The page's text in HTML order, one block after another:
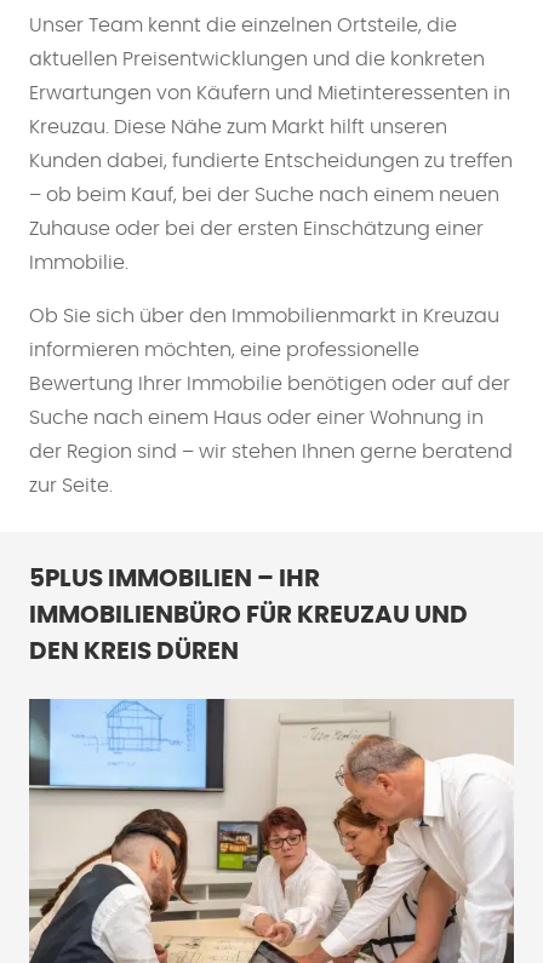
Unser Team kennt die einzelnen Ortsteile, die
aktuellen Preisentwicklungen und die konkreten
Erwartungen von Käufern und Mietinteressenten in
Kreuzau. Diese Nähe zum Markt hilft unseren
Kunden dabei, fundierte Entscheidungen zu treffen
– ob beim Kauf, bei der Suche nach einem neuen
Zuhause oder bei der ersten Einschätzung einer
Immobilie.
Ob Sie sich über den Immobilienmarkt in Kreuzau
informieren möchten, eine professionelle
Bewertung Ihrer Immobilie benötigen oder auf der
Suche nach einem Haus oder einer Wohnung in
der Region sind – wir stehen Ihnen gerne beratend
zur Seite.
5PLUS IMMOBILIEN – IHR
IMMOBILIENBÜRO FÜR KREUZAU UND
DEN KREIS DÜREN